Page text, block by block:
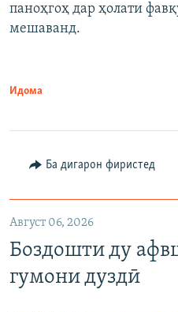
паноҳгоҳ дар ҳолати
мешаванд.
Идома
Ба дигарон фиристед
Август 06, 2026
Боздошти ду
гумони дуздӣ